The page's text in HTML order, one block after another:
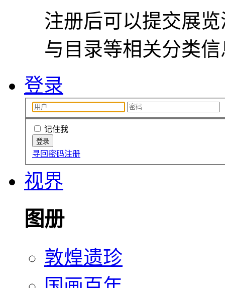
注册后可以提交展
与目录等相关分类
登录
记住我
寻回密码注册
视界
图册
敦煌遗珍